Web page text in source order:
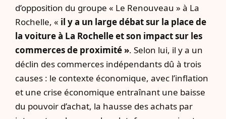
d’opposition du groupe « Le Renouveau » à La
Rochelle, « il y a un large débat sur la place de
la voiture à La Rochelle et son impact sur les
commerces de proximité ». Selon lui, il y a un
déclin des commerces indépendants dû à trois
causes : le contexte économique, avec l’inflation
et une crise économique entraînant une baisse
du pouvoir d’achat, la hausse des achats par